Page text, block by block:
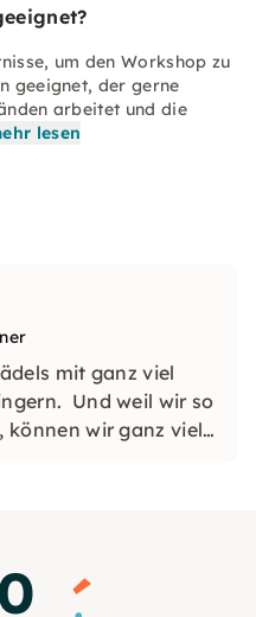
um den Workshop zu
geeignet, der gerne
arbeitet und die
lesen
mit ganz viel
Und weil wir so
können wir ganz viele